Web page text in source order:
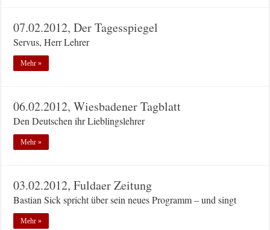
07.02.2012, Der Tagesspiegel
Servus, Herr Lehrer
Mehr »
06.02.2012, Wiesbadener Tagblatt
Den Deutschen ihr Lieblingslehrer
Mehr »
03.02.2012, Fuldaer Zeitung
Bastian Sick spricht über sein neues Programm – und singt
Mehr »